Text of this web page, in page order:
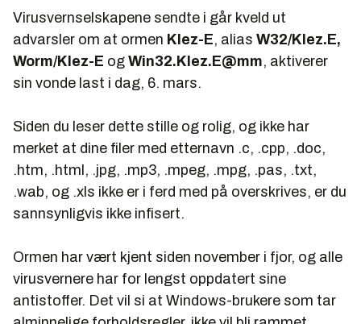
Virusvernselskapene sendte i går kveld ut
advarsler om at ormen Klez-E, alias W32/Klez.E,
Worm/Klez-E og Win32.Klez.E@mm, aktiverer
sin vonde last i dag, 6. mars.
Siden du leser dette stille og rolig, og ikke har
merket at dine filer med etternavn .c, .cpp, .doc,
.htm, .html, .jpg, .mp3, .mpeg, .mpg, .pas, .txt,
.wab, og .xls ikke er i ferd med på overskrives, er du
sannsynligvis ikke infisert.
Ormen har vært kjent siden november i fjor, og alle
virusvernere har for lengst oppdatert sine
antistoffer. Det vil si at Windows-brukere som tar